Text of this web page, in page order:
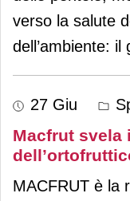
verso la salute
dell’ambiente:
27 Giu
Macfrut svela
MACFRUT è la